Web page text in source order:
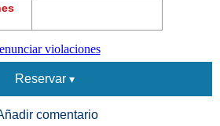
violaciones
Reservar
comentario